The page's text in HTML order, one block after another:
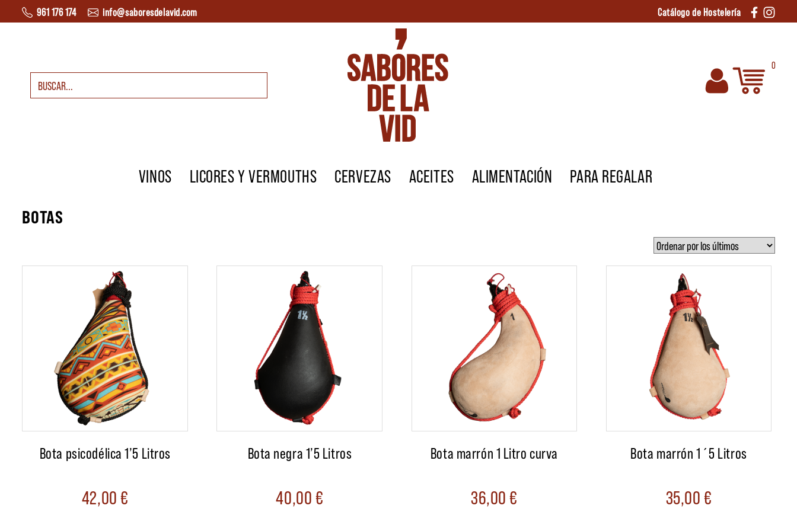
Saltar al contenido
961 176 174 info@saboresdelavid.com Catálogo de Hostelería
Buscar:
0
VINOS LICORES Y VERMOUTHS CERVEZAS ACEITES ALIMENTACIÓN
PARA REGALAR
BOTAS
Bota psicodélica 1’5 Litros
42,00€
Bota negra 1’5 Litros
40,00€
Bota marrón 1 Litro curva
36,00€
Bota marrón 1´5 Litros
35,00€